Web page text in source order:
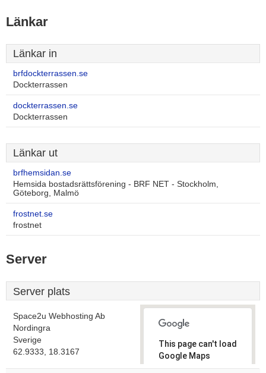
Länkar
Länkar in
brfdockterrassen.se
Dockterrassen
dockterrassen.se
Dockterrassen
Länkar ut
brfhemsidan.se
Hemsida bostadsrättsförening - BRF NET - Stockholm,
Göteborg, Malmö
frostnet.se
frostnet
Server
Server plats
Space2u Webhosting Ab
Nordingra
Sverige
62.9333, 18.3167
This page can't load
Google Maps
correctly.